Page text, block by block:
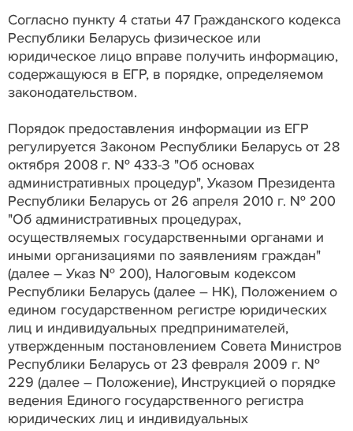
Согласно пункту 4 статьи 47 Гражданского кодекса
Республики Беларусь физическое или
юридическое лицо вправе получить информацию,
содержащуюся в ЕГР, в порядке, определяемом
законодательством.
Порядок предоставления информации из ЕГР
регулируется Законом Республики Беларусь от 28
октября 2008 г. № 433-З "Об основах
административных процедур", Указом Президента
Республики Беларусь от 26 апреля 2010 г. № 200
"Об административных процедурах,
осуществляемых государственными органами и
иными организациями по заявлениям граждан"
(далее – Указ № 200), Налоговым кодексом
Республики Беларусь (далее – НК), Положением о
едином государственном регистре юридических
лиц и индивидуальных предпринимателей,
утвержденным постановлением Совета Министров
Республики Беларусь от 23 февраля 2009 г. №
229 (далее – Положение), Инструкцией о порядке
ведения Единого государственного регистра
юридических лиц и индивидуальных